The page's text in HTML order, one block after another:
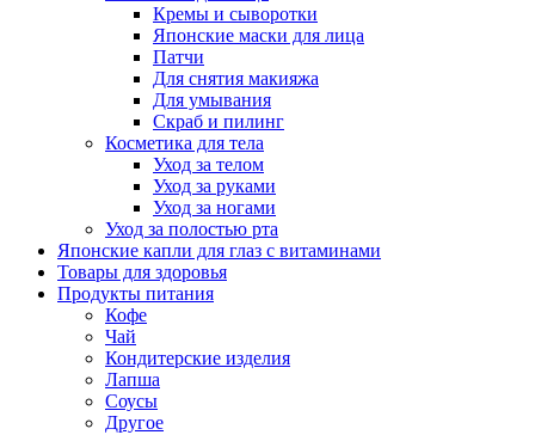
Кремы и сыворотки
Японские маски для лица
Патчи
Для снятия макияжа
Для умывания
Скраб и пилинг
Косметика для тела
Уход за телом
Уход за руками
Уход за ногами
Уход за полостью рта
Японские капли для глаз с витаминами
Товары для здоровья
Продукты питания
Кофе
Чай
Кондитерские изделия
Лапша
Соусы
Другое